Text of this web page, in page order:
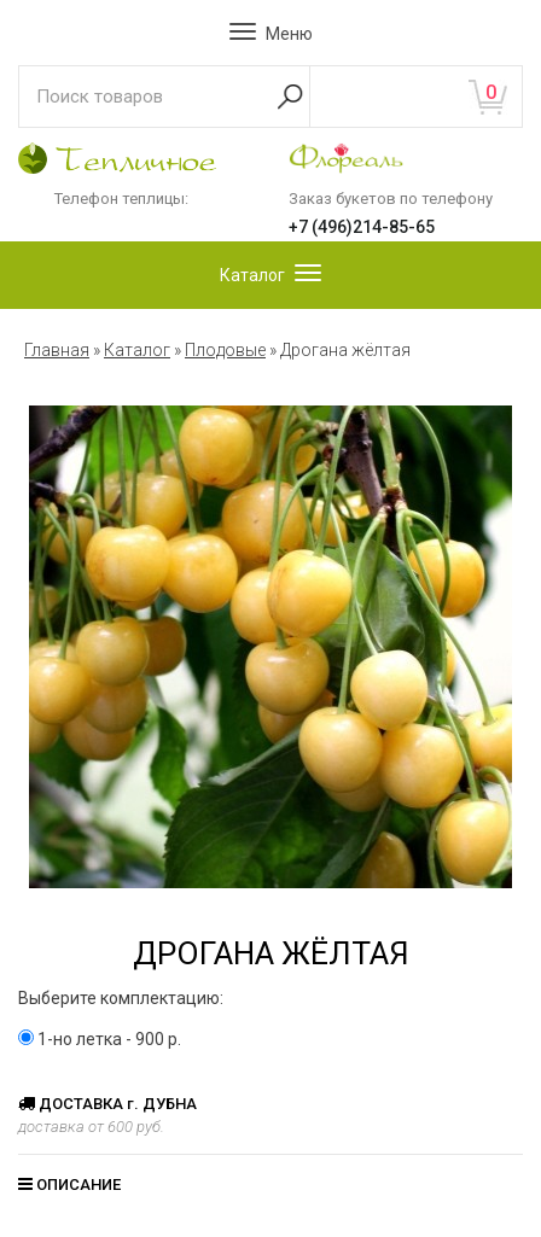
Меню
0
Телефон теплицы: Заказ букетов по телефону
+7 (496)214-85-65
Каталог
Главная » Каталог » Плодовые »Дрогана жёлтая
ДРОГАНА ЖЁЛТАЯ
Выберите комплектацию:
1-но летка - 900 р.
ДОСТАВКА г. ДУБНА
доставка от 600 руб.
ОПИСАНИЕ